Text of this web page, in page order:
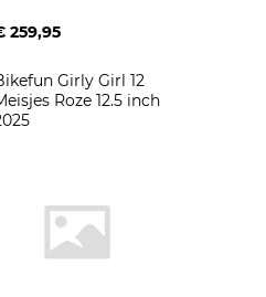
259,95
Girly Girl 12
Roze 12.5 inch